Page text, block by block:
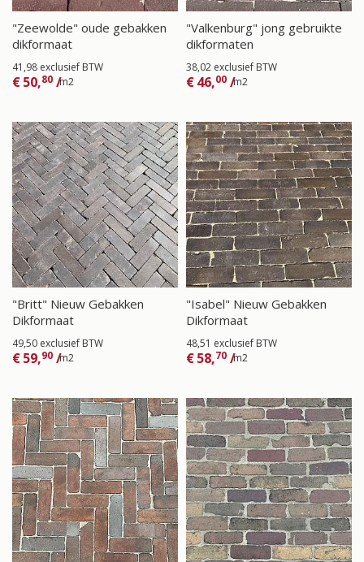
"Zeewolde" oude gebakken
dikformaat
41,98 exclusief BTW
€50,80 /m2
"Valkenburg" jong gebruikte
dikformaten
38,02 exclusief BTW
€46,00 /m2
"Britt" Nieuw Gebakken
Dikformaat
49,50 exclusief BTW
€59,90 /m2
"Isabel" Nieuw Gebakken
Dikformaat
48,51 exclusief BTW
€58,70 /m2